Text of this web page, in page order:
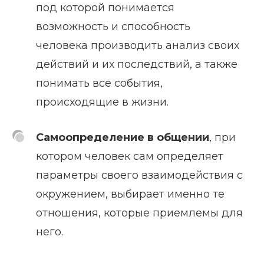
под которой понимается
возможность и способность
человека производить анализ своих
действий и их последствий, а также
понимать все события,
происходящие в жизни.
Самоопределение в общении, при
котором человек сам определяет
параметры своего взаимодействия с
окружением, выбирает именно те
отношения, которые приемлемы для
него.